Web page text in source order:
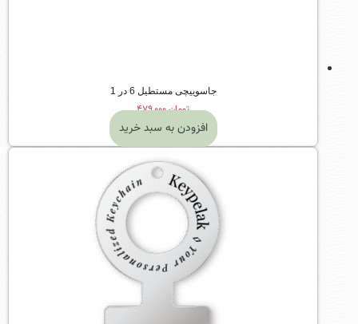
جاسوییچی مستطیل 6 در 1
تومان۴۷۹,۰۰۰
افزودن به سبد خرید